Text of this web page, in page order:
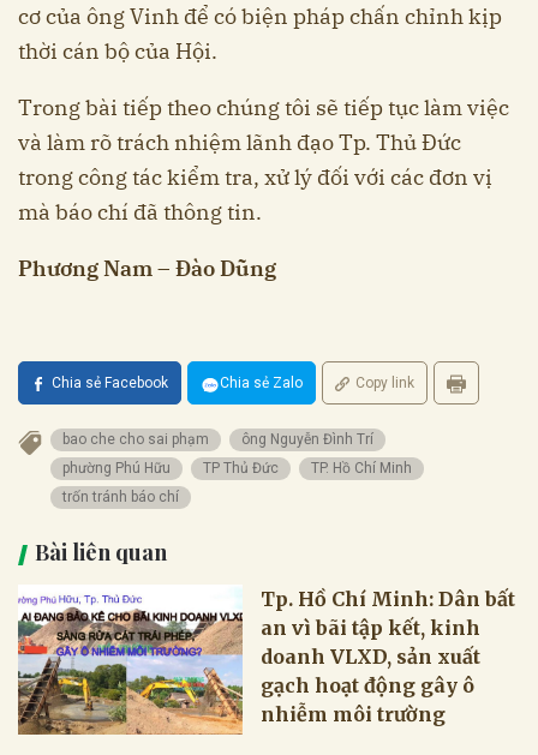
cơ của ông Vinh để có biện pháp chấn chỉnh kịp
thời cán bộ của Hội.
Trong bài tiếp theo chúng tôi sẽ tiếp tục làm việc
và làm rõ trách nhiệm lãnh đạo Tp. Thủ Đức
trong công tác kiểm tra, xử lý đối với các đơn vị
mà báo chí đã thông tin.
Phương Nam – Đào Dũng
Chia sẻ Facebook Chia sẻ Zalo Copy link
bao che cho sai phạm
ông Nguyễn Đình Trí
phường Phú Hữu
TP Thủ Đức
TP. Hồ Chí Minh
trốn tránh báo chí
Bài liên quan
Tp. Hồ Chí Minh: Dân bất
an vì bãi tập kết, kinh
doanh VLXD, sản xuất
gạch hoạt động gây ô
nhiễm môi trường